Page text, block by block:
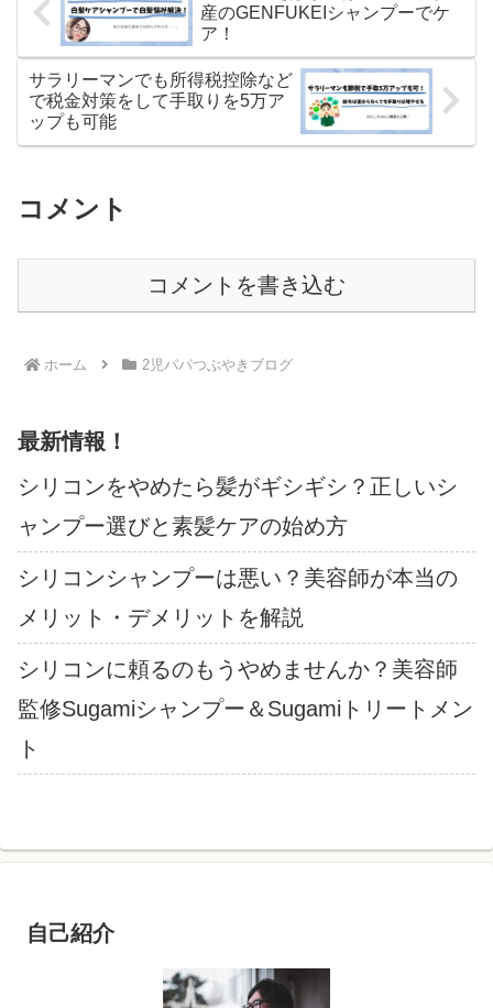
産のGENFUKEIシャンプーでケ
ア！
サラリーマンでも所得税控除など
で税金対策をして手取りを5万ア
ップも可能
コメント
コメントを書き込む
ホーム 2児パパつぶやきブログ
最新情報！
シリコンをやめたら髪がギシギシ？正しいシ
ャンプー選びと素髪ケアの始め方
シリコンシャンプーは悪い？美容師が本当の
メリット・デメリットを解説
シリコンに頼るのもうやめませんか？美容師
監修Sugamiシャンプー＆Sugamiトリートメン
ト
自己紹介